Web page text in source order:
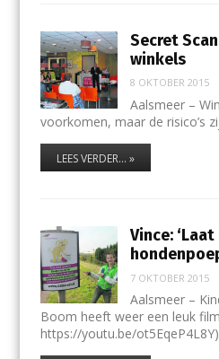
Secret
winkels
8 OKTOBER 2015
Aalsmeer –
voorkomen, maar de risico’s
LEES VERDER... »
Vince:
7 OKTOBER 2015
Aalsmeer –
Boom heeft weer een leuk
https://youtu.be/